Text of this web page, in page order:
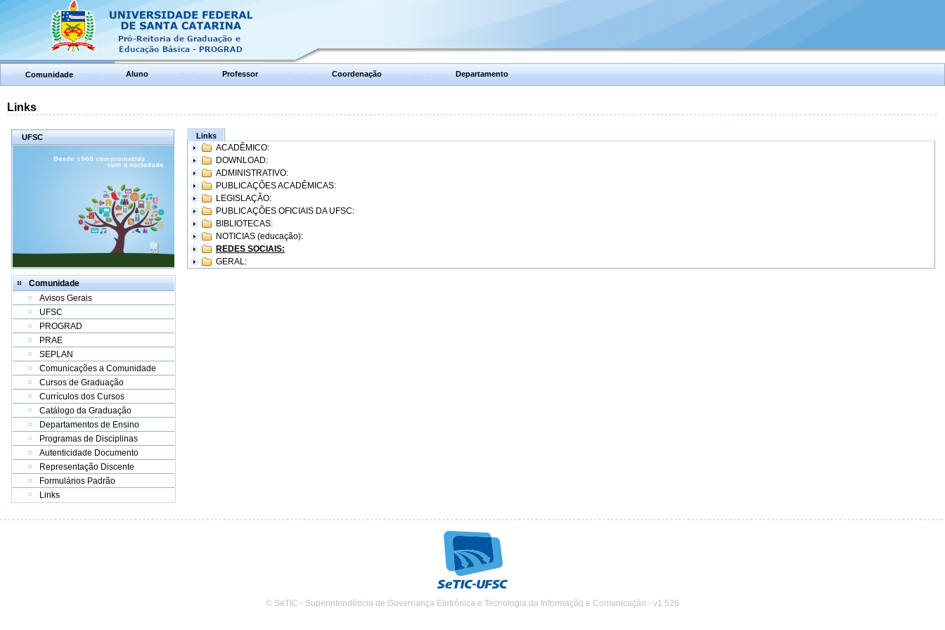
Comunidade Aluno Professor Coordenação Departamento
Links
UFSC
Comunidade
Avisos Gerais
UFSC
PROGRAD
PRAE
SEPLAN
Comunicações a Comunidade
Cursos de Graduação
Currículos dos Cursos
Catálogo da Graduação
Departamentos de Ensino
Programas de Disciplinas
Autenticidade Documento
Representação Discente
Formulários Padrão
Links
Links
ACADÊMICO:
DOWNLOAD:
ADMINISTRATIVO:
PUBLICAÇÕES ACADÊMICAS:
LEGISLAÇÃO:
PUBLICAÇÕES OFICIAIS DA UFSC:
BIBLIOTECAS:
NOTICIAS (educação):
REDES SOCIAIS:
GERAL:
© SeTIC - Superintendência de Governança Eletrônica e Tecnologia da Informação e Comunicação - v1.526